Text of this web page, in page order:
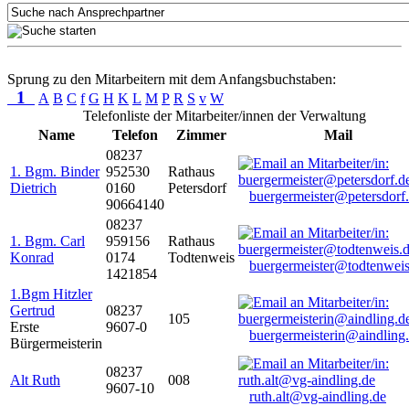
Sprung zu den Mitarbeitern mit dem Anfangsbuchstaben:
1 A B C f G H K L M P R S v W
Telefonliste der Mitarbeiter/innen der Verwaltung
Name
Telefon Zimmer Mail
1. Bgm. Binder
Dietrich
08237
952530
0160
90664140
Rathaus
Petersdorf
1. Bgm. Carl
Konrad
08237
959156
0174
1421854
Rathaus
Todtenweis
1.Bgm Hitzler
Gertrud
Erste
Bürgermeisterin
08237
9607-0
105
Alt Ruth
08237
9607-10
008
ruth.alt@vg-aindling.de